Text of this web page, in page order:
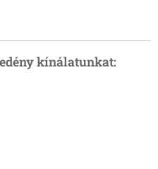
kínálatunkat: